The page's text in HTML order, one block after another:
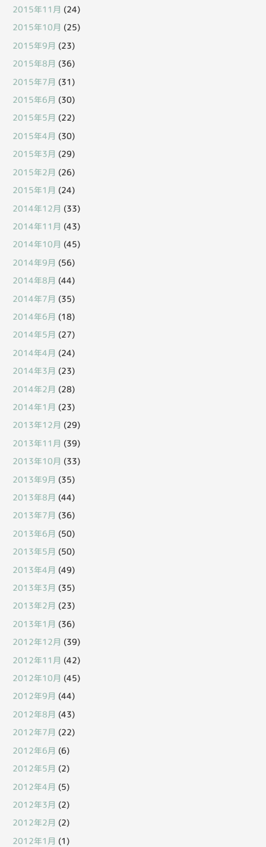
2015年11月 (24)
2015年10月 (25)
2015年9月 (23)
2015年8月 (36)
2015年7月 (31)
2015年6月 (30)
2015年5月 (22)
2015年4月 (30)
2015年3月 (29)
2015年2月 (26)
2015年1月 (24)
2014年12月 (33)
2014年11月 (43)
2014年10月 (45)
2014年9月 (56)
2014年8月 (44)
2014年7月 (35)
2014年6月 (18)
2014年5月 (27)
2014年4月 (24)
2014年3月 (23)
2014年2月 (28)
2014年1月 (23)
2013年12月 (29)
2013年11月 (39)
2013年10月 (33)
2013年9月 (35)
2013年8月 (44)
2013年7月 (36)
2013年6月 (50)
2013年5月 (50)
2013年4月 (49)
2013年3月 (35)
2013年2月 (23)
2013年1月 (36)
2012年12月 (39)
2012年11月 (42)
2012年10月 (45)
2012年9月 (44)
2012年8月 (43)
2012年7月 (22)
2012年6月 (6)
2012年5月 (2)
2012年4月 (5)
2012年3月 (2)
2012年2月 (2)
2012年1月 (1)